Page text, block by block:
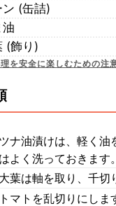
ン (缶詰)
油
(飾り)
を安全に楽しむための注
ツナ油漬けは、軽く油
はよく洗っておきます。
大葉は軸を取り、千切
トマトを乱切りにしま